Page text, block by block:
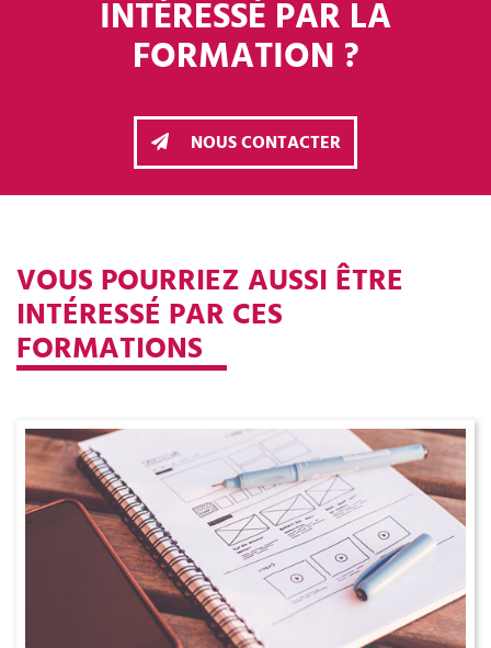
INTÉRESSÉ PAR LA
FORMATION ?
NOUS CONTACTER
VOUS POURRIEZ AUSSI ÊTRE
INTÉRESSÉ PAR CES
FORMATIONS